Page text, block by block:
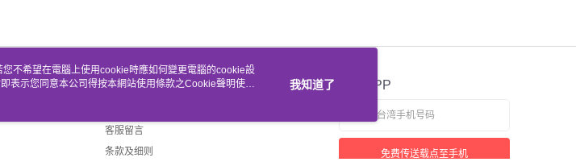
客服资讯
客服留言
条款及细则
官方APP
免费传送载点至手机
不希望在電腦上使用cookie時應如何變更電腦的cookie設
表示您同意本公司得按本網站使用條款之Cookie聲明使用
我知道了